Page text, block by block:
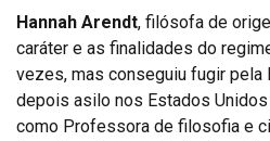
Hannah Arendt, filósofa de
caráter e as finalidades do
vezes, mas conseguiu fugir pela
depois asilo nos Estados
como Professora de filosofia e